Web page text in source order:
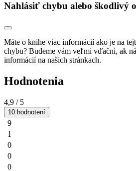
Nahlásiť chybu alebo škodlivý
Máte o knihe viac informácií ako je na
chybu? Budeme vám veľmi vďační, ak
informácií na našich stránkach.
Hodnotenia
4,9 / 5
10 hodnotení
9
1
0
0
0